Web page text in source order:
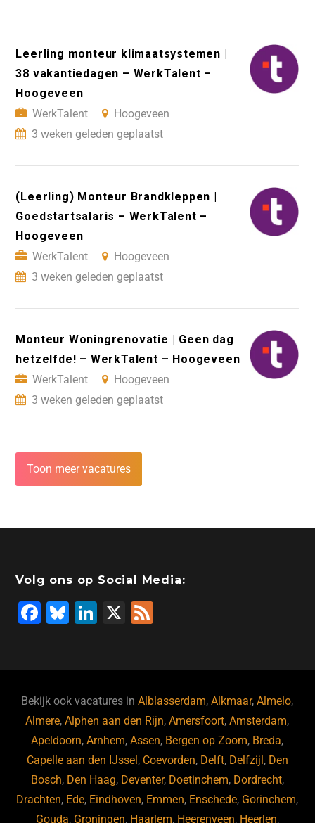
Leerling monteur klimaatsystemen |
38 vakantiedagen – WerkTalent –
Hoogeveen
WerkTalent
Hoogeveen
3 weken geleden geplaatst
(Leerling) Monteur Brandkleppen |
Goedstartsalaris – WerkTalent –
Hoogeveen
WerkTalent
Hoogeveen
3 weken geleden geplaatst
Monteur Woningrenovatie | Geen dag
hetzelfde! – WerkTalent – Hoogeveen
WerkTalent
Hoogeveen
3 weken geleden geplaatst
Toon meer vacatures
Volg ons op Social Media:
F
b
o
o
k
Bl
ky
Li
dI
n
X
Bekijk ook vacatures inAlblasserdam,Alkmaar,Almelo,
Almere,Alphen aan den Rijn,Amersfoort,Amsterdam,
Apeldoorn,Arnhem,Assen, Bergen op Zoom, Breda,
Capelle aan den IJssel , Coevorden, Delft, Delfzijl , Den
Bosch, Den Haag, Deventer, Doetinchem, Dordrecht,
Drachten, Ede, Eindhoven, Emmen, Enschede, Gorinchem,
Gouda, Groningen, Haarlem, Heerenveen, Heerlen,